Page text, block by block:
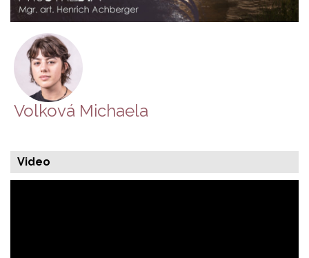
Volková Michaela
Video